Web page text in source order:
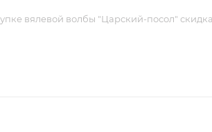
вялевой волбы "Царский-посол" скидка